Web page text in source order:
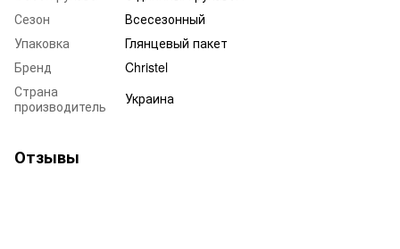
Сезон
Всесезонный
Упаковка
Глянцевый пакет
Бренд
Christel
Страна
производитель
Украина
Отзывы